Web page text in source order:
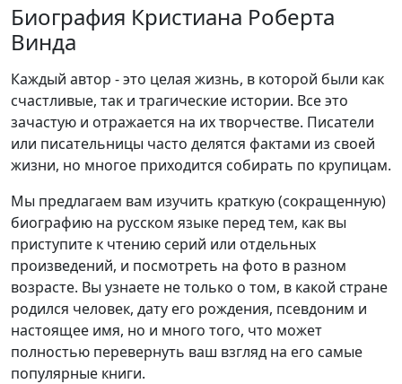
Биография Кристиана Роберта
Винда
Каждый автор - это целая жизнь, в которой были как
счастливые, так и трагические истории. Все это
зачастую и отражается на их творчестве. Писатели
или писательницы часто делятся фактами из своей
жизни, но многое приходится собирать по крупицам.
Мы предлагаем вам изучить краткую (сокращенную)
биографию на русском языке перед тем, как вы
приступите к чтению серий или отдельных
произведений, и посмотреть на фото в разном
возрасте. Вы узнаете не только о том, в какой стране
родился человек, дату его рождения, псевдоним и
настоящее имя, но и много того, что может
полностью перевернуть ваш взгляд на его самые
популярные книги.